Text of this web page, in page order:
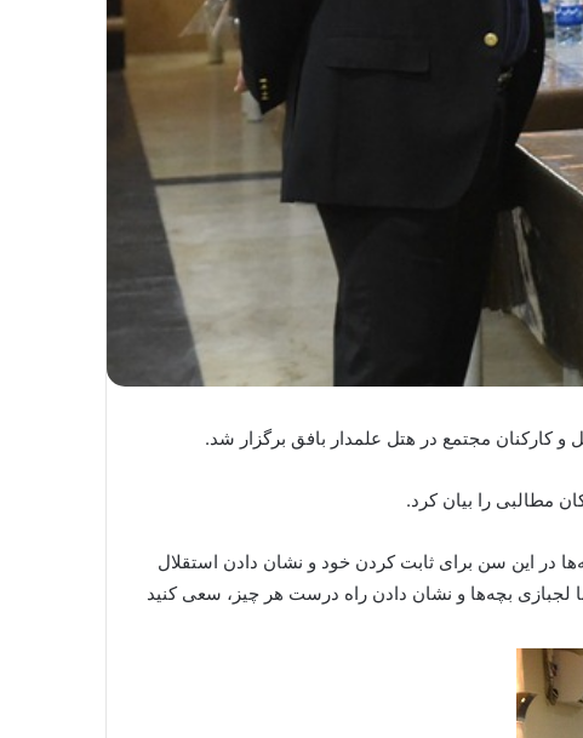
کارکنان مجتمع در هتل علمدار بافق برگزار شد.
مطالبی را بیان کرد.
دارد. لجبازی بچه‌ها در این سن برای ثابت کردن خود و نشان دادن استقلال
لجبازی بچه‌ها و نشان دادن راه درست هر چیز، سعی کنید